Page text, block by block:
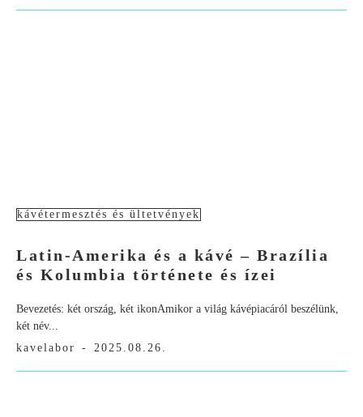
kávétermesztés és ültetvények
Latin-Amerika és a kávé – Brazília
és Kolumbia története és ízei
Bevezetés: két ország, két ikonAmikor a világ kávépiacáról beszélünk,
két név...
kavelabor
- 2025.08.26.